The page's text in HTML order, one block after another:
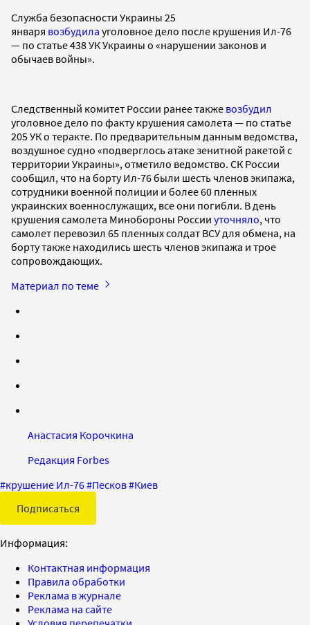
Служба безопасности Украины 25
января возбудила уголовное дело после крушения Ил-76
— по статье 438 УК Украины о «нарушении законов и
обычаев войны».
Следственный комитет России ранее также возбудил
уголовное дело по факту крушения самолета — по статье
205 УК о теракте. По предварительным данным ведомства,
воздушное судно «подверглось атаке зенитной ракетой с
территории Украины», отметило ведомство. СК России
сообщил, что на борту Ил-76 были шесть членов экипажа,
сотрудники военной полиции и более 60 пленных
украинских военнослужащих, все они погибли. В день
крушения самолета Минобороны России уточняло, что
самолет перевозил 65 пленных солдат ВСУ для обмена, на
борту также находились шесть членов экипажа и трое
сопровождающих.
Материал по теме
Анастасия Корочкина
Редакция Forbes
#крушение Ил-76#Песков#Киев
Подписаться
Информация:
Контактная информация
Правила обработки
Реклама в журнале
Реклама на сайте